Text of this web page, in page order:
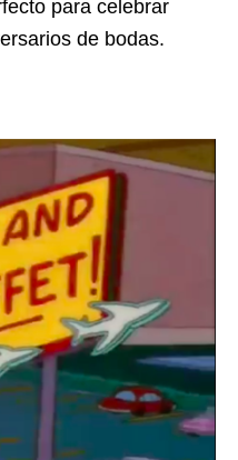
para celebrar
de bodas.